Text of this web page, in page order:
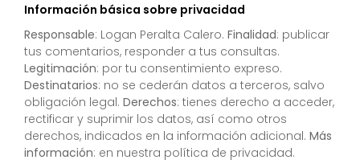
Información básica sobre privacidad
Responsable: Logan Peralta Calero. Finalidad: publicar
tus comentarios, responder a tus consultas.
Legitimación: por tu consentimiento expreso.
Destinatarios: no se cederán datos a terceros, salvo
obligación legal. Derechos: tienes derecho a acceder,
rectificar y suprimir los datos, así como otros
derechos, indicados en la información adicional. Más
información: en nuestra política de privacidad.